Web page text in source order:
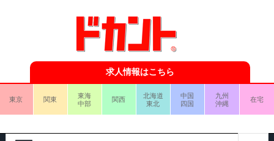
求人情報はこちら
東京 関東
東海
中部
関西
北海道
東北
中国
四国
九州
沖縄
在宅